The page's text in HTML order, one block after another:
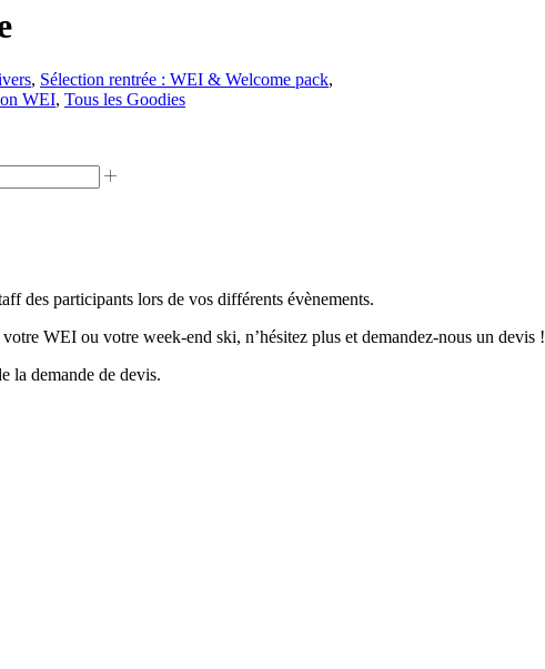
, Sélection rentrée : WEI & Welcome pack,
WEI, Tous les Goodies
des participants lors de vos différents évènements.
WEI ou votre week-end ski, n’hésitez plus et demandez-nous un devis !
la demande de devis.